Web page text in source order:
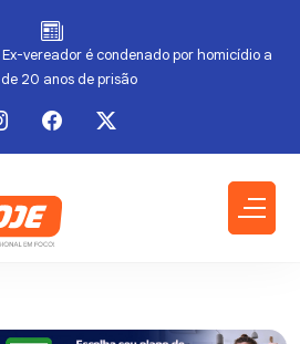
vereador é condenado por homicídio a
20 anos de prisão